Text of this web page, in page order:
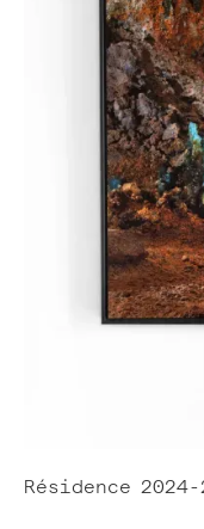
Résidence 2024-